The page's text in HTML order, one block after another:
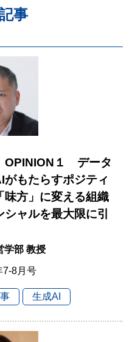
事
OPINION１ データ
もたらすポジティ
方」に変える組織
ャルを最大限に引
部 教授
7-8月号
生成AI